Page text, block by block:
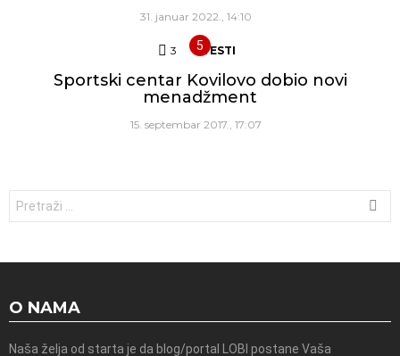
31. januar 2022., 14:10
3 Komentara
VESTI
Sportski centar Kovilovo dobio novi
menadžment
15. septembar 2017., 17:07
O NAMA
Naša želja od starta je da blog/portal LOBI postane Vaša